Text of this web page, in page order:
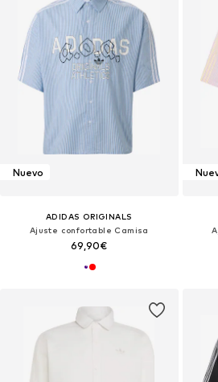
Nuevo
ADIDAS ORIGINALS
Ajuste confortable Camisa
69,90€